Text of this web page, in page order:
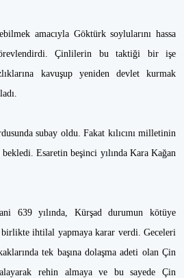
amacıyla Göktürk soylularını hassa
Çinlilerin bu taktiği bir işe
kavuşup yeniden devlet kurmak
subay oldu. Fakat kılıcını milletinin
Esaretin beşinci yılında Kara Kağan
639 yılında, Kürşad durumun kötüye
ihtilal yapmaya karar verdi. Geceleri
tek başına dolaşma adeti olan Çin
rehin almaya ve bu sayede Çin